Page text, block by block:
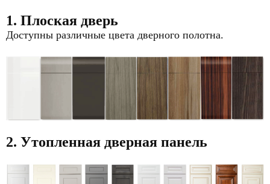
1. Плоская дверь
Доступны различные цвета дверного полотна.
2. Утопленная дверная панель